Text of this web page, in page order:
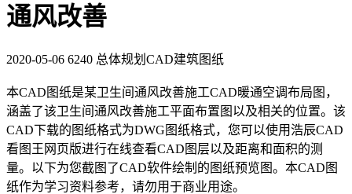
通风改善
2020-05-06 6240 总体规划CAD建筑图纸
本CAD图纸是某卫生间通风改善施工CAD暖通空调布局图，
涵盖了该卫生间通风改善施工平面布置图以及相关的位置。该
CAD下载的图纸格式为DWG 图纸格式，您可以使用浩辰CAD
看图 王网页版进行在线查看CAD图层以及距离和面积的测
量。以下为您截图了CAD软件绘制的图纸预览图。本CAD图
纸作为学习资料参考，请勿用于商业用途。